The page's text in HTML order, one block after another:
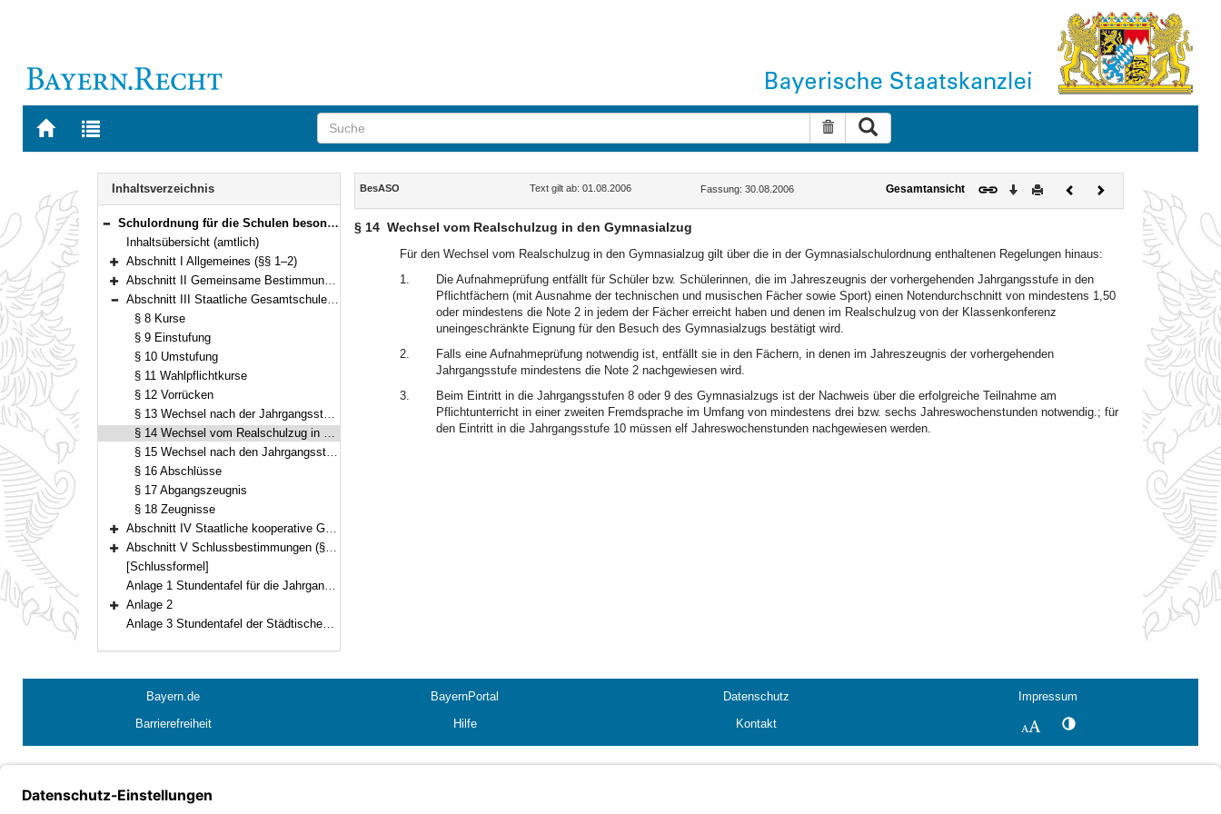
Zur
BAYERN.RECHT
Zur
letzten
Suche zurücksetzen
Navigation
Inhaltsverzeichnis
Bereich reduzieren
Schulordnung für die Schulen besonderer Art (BesASO) Vom 30. August 2006 (GVBl. S. 722) BayRS 2235-2-1-1-K (§§ 1–24)
Inhaltsübersicht (amtlich)
Bereich erweitern
Abschnitt I Allgemeines (§§ 1–2)
Bereich erweitern
Abschnitt II Gemeinsame Bestimmungen (§§ 3–7)
Bereich reduzieren
Abschnitt III Staatliche Gesamtschule Hollfeld, Städtische Willy-Brandt-Gesamtschule München, Städtische Schulartunabhängige Orientierungsstufe München-Neuperlach (§§ 8–18)
§ 8 Kurse
§ 9 Einstufung
§ 10 Umstufung
§ 11 Wahlpflichtkurse
§ 12 Vorrücken
§ 13 Wechsel nach der Jahrgangsstufe 6 in abschlussbezogene Klassen oder in eine andere Schule
§ 14 Wechsel vom Realschulzug in den Gymnasialzug
§ 15 Wechsel nach den Jahrgangsstufen 7 und 8 der Städtischen Willy-Brandt-Gesamtschule München in abschlussbezogene Klassen
§ 16 Abschlüsse
§ 17 Abgangszeugnis
§ 18 Zeugnisse
Bereich erweitern
Abschnitt IV Staatliche kooperative Gesamtschule Senefelder-Schule Treuchtlingen, Evangelische kooperative Gesamtschule Wilhelm-Löhe-Schule Nürnberg (§§ 19–23)
Bereich erweitern
Abschnitt V Schlussbestimmungen (§ 24)
[Schlussformel]
Anlage 1 Stundentafel für die Jahrgangsstufen 5 und 6 der Staatlichen Gesamtschule Hollfeld
Bereich erweitern
Anlage 2
Anlage 3 Stundentafel der Städtischen Schulartunabhängigen Orientierungsstufe München-Neuperlach
Inhalt
BesASO Text gilt ab: 01.08.2006 Fassung: 30.08.2006 Gesamtansicht Download
DruckenVorherigesNächstes
Dokument
§ 14 Wechsel vom Realschulzug in den Gymnasialzug
Für den Wechsel vom Realschulzug in den Gymnasialzug gilt über die in der Gymnasialschulordnung enthaltenen Regelungen hinaus:
1.
Die Aufnahmeprüfung entfällt für Schüler bzw. Schülerinnen, die im Jahreszeugnis der vorhergehenden Jahrgangsstufe in den
Pflichtfächern (mit Ausnahme der technischen und musischen Fächer sowie Sport) einen Notendurchschnitt von mindestens 1,50
oder mindestens die Note 2 in jedem der Fächer erreicht haben und denen im Realschulzug von der Klassenkonferenz
uneingeschränkte Eignung für den Besuch des Gymnasialzugs bestätigt wird.
2.
Falls eine Aufnahmeprüfung notwendig ist, entfällt sie in den Fächern, in denen im Jahreszeugnis der vorhergehenden
Jahrgangsstufe mindestens die Note 2 nachgewiesen wird.
3.
Beim Eintritt in die Jahrgangsstufen 8 oder 9 des Gymnasialzugs ist der Nachweis über die erfolgreiche Teilnahme am
Pflichtunterricht in einer zweiten Fremdsprache im Umfang von mindestens drei bzw. sechs Jahreswochenstunden notwendig.; für
den Eintritt in die Jahrgangsstufe 10 müssen elf Jahreswochenstunden nachgewiesen werden.
Bayern.de BayernPortal Datenschutz
Impressum
Barrierefreiheit
Hilfe Kontakt SchriftgrößeKontrastwechsel